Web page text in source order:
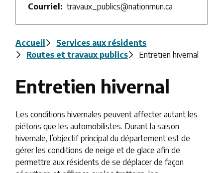
Courriel
travaux_publics@nationmun.ca
Fil
d'Ariane
Accueil
Services aux résidents
Routes et travaux publics
Entretien hivernal
Entretien hivernal
Les conditions hivernales peuvent affecter autant les
piétons que les automobilistes. Durant la saison
hivernale, l’objectif principal du département est de
gérer les conditions de neige et de glace afin de
permettre aux résidents de se déplacer de façon